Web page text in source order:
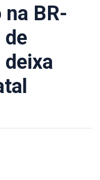
BR-
de